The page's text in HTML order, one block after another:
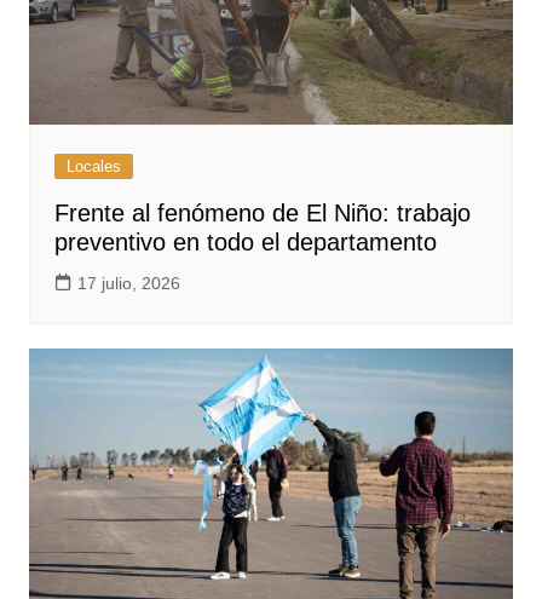
Locales
Frente al fenómeno de El Niño: trabajo
preventivo en todo el departamento
17 julio, 2026